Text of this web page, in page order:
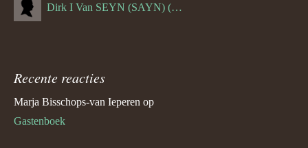
Dirk I Van SEYN (SAYN) (--1120)
Recente reacties
Marja Bisschops-van Ieperen op
Gastenboek